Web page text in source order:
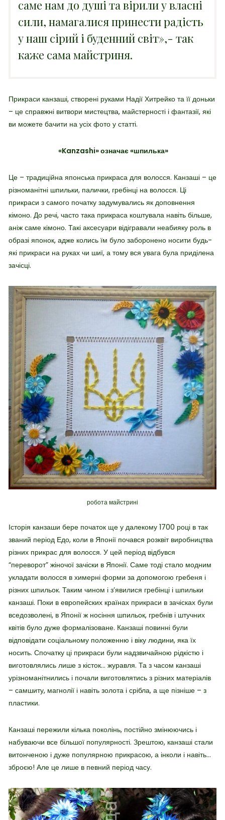
саме нам до душі та вірили у власні
сили, намагалися принести радість
у наш сірий і буденний світ»,- так
каже сама майстриня.
Прикраси канзаші, створені руками Надії Хитрейко та її доньки
– це справжні витвори мистецтва, майстерності і фантазії, які
ви можете бачити на усіх фото у статті.
«Kanzashi» означає «шпилька»
Це – традиційна японська прикраса для волосся. Канзаші – це
різноманітні шпильки, палички, гребінці на волосся. Ці
прикраси з самого початку задумувались як доповнення
кімоно. До речі, часто така прикраса коштувала навіть більше,
аніж саме кімоно. Такі аксесуари відігравали неабияку роль в
образі японок, адже колись їм було заборонено носити будь-
які прикраси на руках чи шиї, а тому вся увага була приділена
зачісці.
робота майстрині
Історія канзаши бере початок ще у далекому 1700 році в так
званий період Едо, коли в Японії почався розквіт виробництва
різних прикрас для волосся. У цей період відбувся
“переворот” жіночої зачіски в Японії. Саме тоді стало модним
укладати волосся в химерні форми за допомогою гребеня і
різних шпильок. Таким чином і з’явилися гребінці і шпильки
канзаші. Поки в европейских країнах прикраси в зачісках були
вседозволені, в Японії ж носіння шпильок, гребнів і штучних
квітів було дуже формалізоване. Канзаші повинні були
відповідати соціальному положенню і віку людини, яка їх
носить. Спочатку ці прикраси були надзвичайною рідкістю і
виготовлялись лише з кісток… журавля. Та з часом канзаші
урізноманітнились і почали виготовлятись з різних матеріалів
– самшиту, магнолії і навіть золота і срібла, а ще пізніше – з
пластики.
Канзаші пережили кілька поколінь, постійно змінюючись і
набуваючи все більшої популярності. Зрештою, канзаші стали
витонченою і дуже популярною прикрасою, а інколи і навіть…
зброєю! Але це лише в певний період часу.